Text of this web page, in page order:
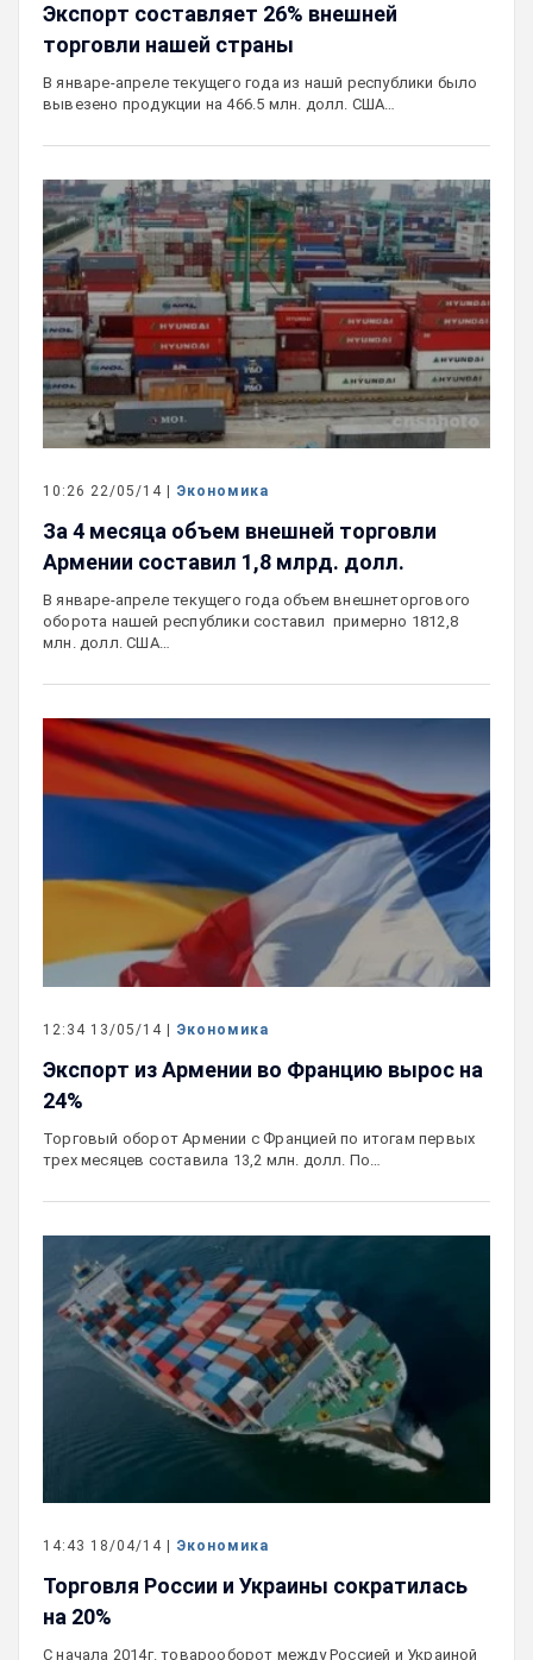
Экспорт составляет 26% внешней
торговли нашей страны
В январе-апреле текущего года из нашй республики было
вывезено продукции на 466.5 млн. долл. США…
10:26 22/05/14 | Экономика
За 4 месяца объем внешней торговли
Армении составил 1,8 млрд. долл.
В январе-апреле текущего года объем внешнеторгового
оборота нашей республики составил примерно 1812,8
млн. долл. США…
12:34 13/05/14 | Экономика
Экспорт из Армении во Францию вырос на
24%
Торговый оборот Армении с Францией по итогам первых
трех месяцев составила 13,2 млн. долл. По…
14:43 18/04/14 | Экономика
Торговля России и Украины сократилась
на 20%
С начала 2014г. товарооборот между Россией и Украиной